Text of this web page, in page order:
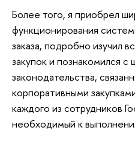
Более того, я приобрел
функционирования
заказа, подробно изучил
закупок и познакомился
законодательства,
корпоративными
каждого из сотрудников
необходимый к